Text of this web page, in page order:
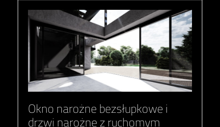
Okno narożne bezsłupkowe i
drzwi narożne z ruchomym